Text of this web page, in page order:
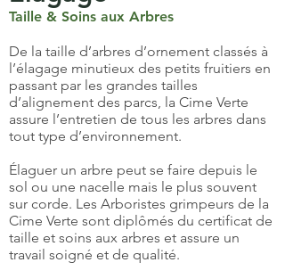
Taille & Soins aux Arbres
De la taille d’arbres d’ornement classés à
l’élagage minutieux des petits fruitiers en
passant par les grandes tailles
d’alignement des parcs, la Cime Verte
assure l’entretien de tous les arbres dans
tout type d’environnement.
Élaguer un arbre peut se faire depuis le
sol ou une nacelle mais le plus souvent
sur corde. Les Arboristes grimpeurs de la
Cime Verte sont diplômés du certificat de
taille et soins aux arbres et assure un
travail soigné et de qualité.